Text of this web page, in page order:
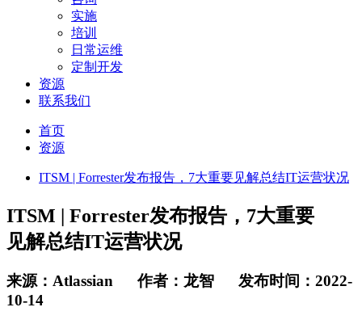
实施
培训
日常运维
定制开发
资源
联系我们
首页
资源
ITSM | Forrester发布报告，7大重要见解总结IT运营状况
ITSM | Forrester发布报告，7大重要
见解总结IT运营状况
来源：Atlassian 作者：龙智 发布时间：2022-
10-14